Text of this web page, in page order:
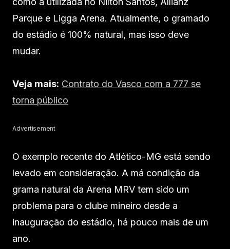
Parque e Ligga Arena. Atualmente, o gramado
do estádio é 100% natural, mas isso deve
mudar.
Veja mais: Contrato do Vasco com a 777 se
torna público
Advertisement
O exemplo recente do Atlético-MG está sendo
levado em consideração. A má condição da
grama natural da Arena MRV tem sido um
problema para o clube mineiro desde a
inauguração do estádio, há pouco mais de um
ano.